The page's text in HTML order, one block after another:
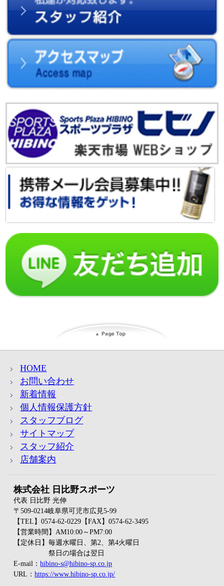
HOME
お問い合わせ
新着情報
個人情報保護方針
スタッフブログ
サイトマップ
スタッフ紹介
店舗案内
株式会社 日比野スポーツ
代表 日比野 光伸
〒509-0214岐阜県可児市広見5-99
【TEL】0574-62-0229【FAX】0574-62-3495
【営業時間】AM10:00～PM7:00
【定休日】毎週水曜日、第2、第4火曜日
祭日の場合は翌日
E-mail：hibino-s@hibino-sp.co.jp
URL：https://www.hibino-sp.co.jp/